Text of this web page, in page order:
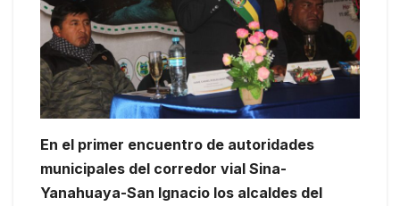
En el primer encuentro de autoridades
municipales del corredor vial Sina-
Yanahuaya-San Ignacio los alcaldes del